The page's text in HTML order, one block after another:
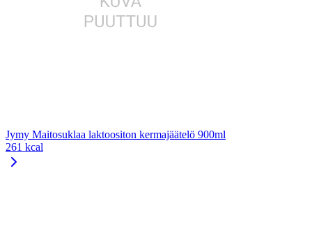
Jymy Maitosuklaa laktoositon kermajäätelö 900ml
261 kcal